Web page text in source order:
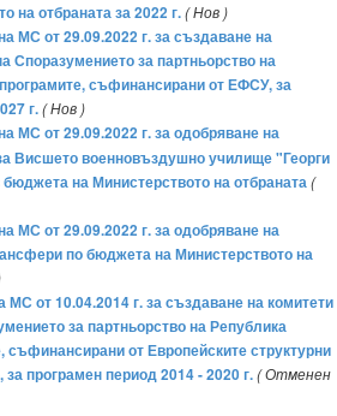
на отбраната за 2022 г.( Нов )
МС от 29.09.2022 г. за създаване на
Споразумението за партньорство на
съфинансирани от ЕФСУ, за
г.( Нов )
МС от 29.09.2022 г. за одобряване на
Висшето военновъздушно училище "Георги
бюджета на Министерството на отбраната(
МС от 29.09.2022 г. за одобряване на
по бюджета на Министерството на
от 10.04.2014 г. за създаване на комитети
за партньорство на Република
съфинансирани от Европейските структурни
програмен период 2014 - 2020 г.( Отменен